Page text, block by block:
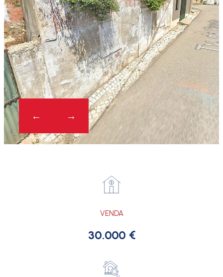
VENDA
30.000 €